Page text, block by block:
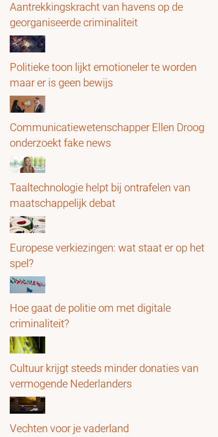
Aantrekkingskracht van havens op de
georganiseerde criminaliteit
Politieke toon lijkt emotioneler te worden
maar er is geen bewijs
Communicatiewetenschapper Ellen Droog
onderzoekt fake news
Taaltechnologie helpt bij ontrafelen van
maatschappelijk debat
Europese verkiezingen: wat staat er op het
spel?
Hoe gaat de politie om met digitale
criminaliteit?
Cultuur krijgt steeds minder donaties van
vermogende Nederlanders
Vechten voor je vaderland